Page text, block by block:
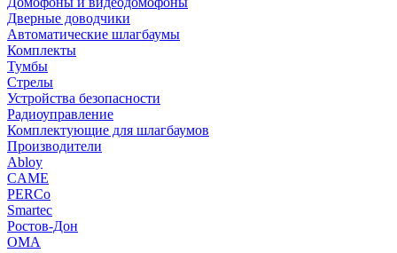
Дверные доводчики
Автоматические шлагбаумы
Комплекты
Тумбы
Стрелы
Устройства безопасности
Радиоуправление
Комплектующие для шлагбаумов
Производители
Abloy
CAME
PERCo
Smartec
Ростов-Дон
ОМА